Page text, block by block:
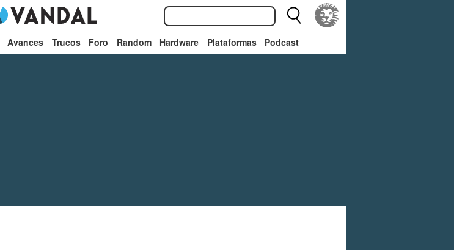
Avances Trucos Foro Random Hardware Plataformas Podcast